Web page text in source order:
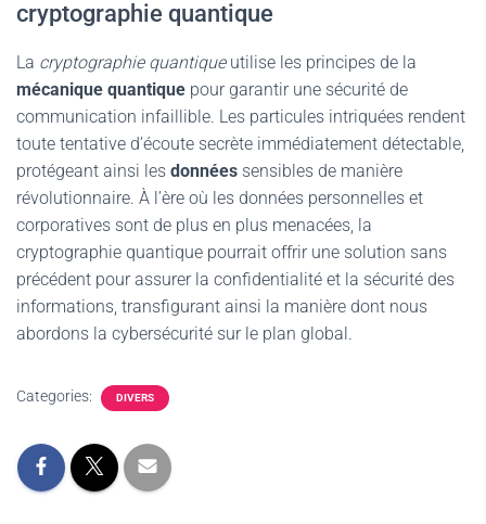
cryptographie quantique
La cryptographie quantiqueutilise les principes de la
mécanique quantique pour garantir une sécurité de
communication infaillible. Les particules intriquées rendent
toute tentative d’écoute secrète immédiatement détectable,
protégeant ainsi les données sensibles de manière
révolutionnaire. À l’ère où les données personnelles et
corporatives sont de plus en plus menacées, la
cryptographie quantique pourrait offrir une solution sans
précédent pour assurer la confidentialité et la sécurité des
informations, transfigurant ainsi la manière dont nous
abordons la cybersécurité sur le plan global.
Categories: DIVERS